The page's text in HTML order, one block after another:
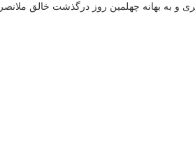
و به بهانه چهلمین روز درگذشت خالق